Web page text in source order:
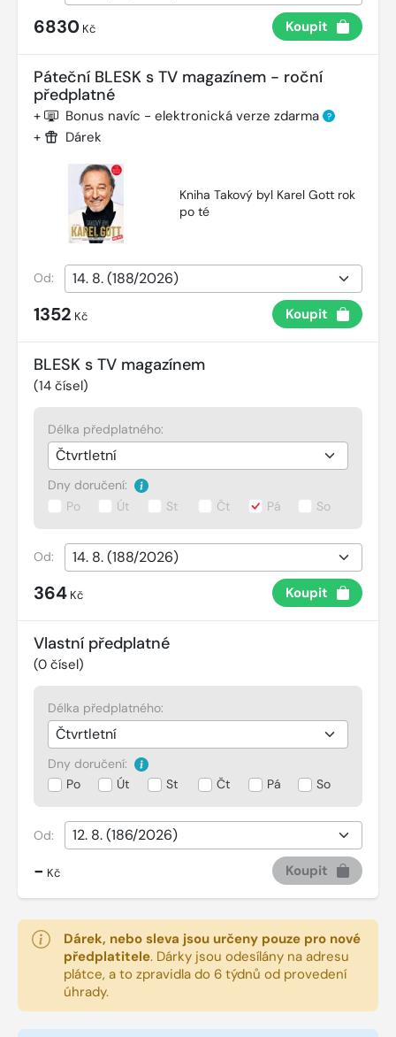
6830 Kč Koupit
Páteční BLESK s TV magazínem - roční
předplatné
+ Bonus navíc - elektronická verze zdarma ?
+ Dárek
Kniha Takový byl Karel Gott rok
po té
Od:
1352 Kč Koupit
BLESK s TV magazínem
(14 čísel)
Délka předplatného:
Dny doručení:
Po
Út St Čt Pá So
Od:
364 Kč Koupit
Vlastní předplatné
(0 čísel)
Délka předplatného:
Dny doručení:
Po
Út St Čt Pá So
Od:
- Kč Koupit
Dárek, nebo sleva jsou určeny pouze pro nové
předplatitele. Dárky jsou odesílány na adresu
plátce, a to zpravidla do 6 týdnů od provedení
úhrady.